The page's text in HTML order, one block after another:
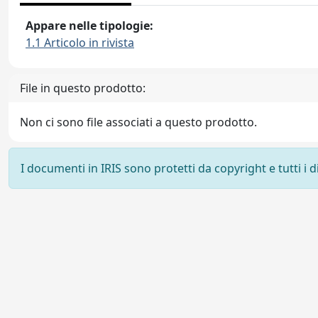
Appare nelle tipologie:
1.1 Articolo in rivista
File in questo prodotto:
Non ci sono file associati a questo prodotto.
I documenti in IRIS sono protetti da copyright e tutti i